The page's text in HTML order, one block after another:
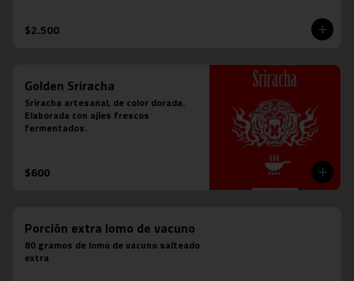
$2.500
Golden Sriracha
Sriracha artesanal, de color dorada.
Elaborada con ajíes frescos
fermentados.
$600
Porción extra lomo de vacuno
80 gramos de lomo de vacuno salteado
extra